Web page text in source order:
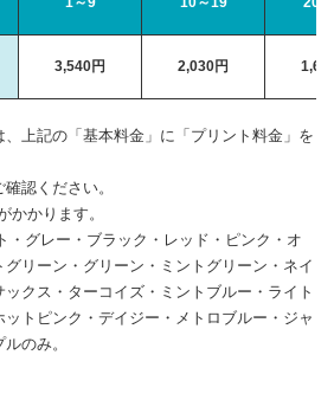
3,540円 2,030円
上記の「基本料金」に「プリント料金」を
確認ください。
かかります。
・グレー・ブラック・レッド・ピンク・オ
リーン・グリーン・ミントグリーン・ネイ
クス・ターコイズ・ミントブルー・ライト
トピンク・デイジー・メトロブルー・ジャ
のみ。